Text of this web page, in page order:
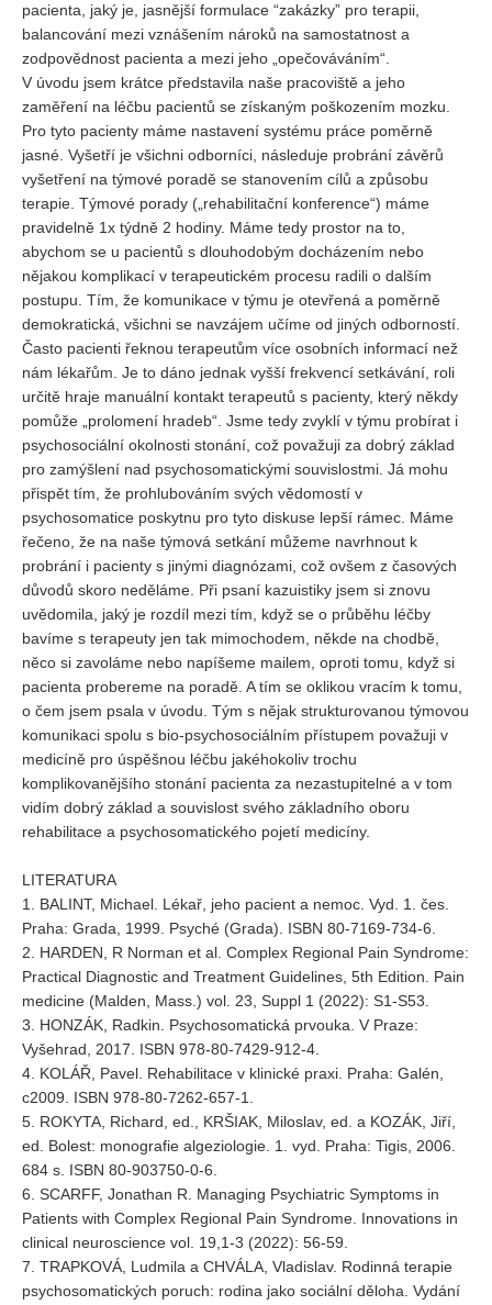
pacienta, jaký je, jasnější formulace “zakázky” pro terapii,
balancování mezi vznášením nároků na samostatnost a
zodpovědnost pacienta a mezi jeho „opečováváním“.
V úvodu jsem krátce představila naše pracoviště a jeho
zaměření na léčbu pacientů se získaným poškozením mozku.
Pro tyto pacienty máme nastavení systému práce poměrně
jasné. Vyšetří je všichni odborníci, následuje probrání závěrů
vyšetření na týmové poradě se stanovením cílů a způsobu
terapie. Týmové porady („rehabilitační konference“) máme
pravidelně 1x týdně 2 hodiny. Máme tedy prostor na to,
abychom se u pacientů s dlouhodobým docházením nebo
nějakou komplikací v terapeutickém procesu radili o dalším
postupu. Tím, že komunikace v týmu je otevřená a poměrně
demokratická, všichni se navzájem učíme od jiných odborností.
Často pacienti řeknou terapeutům více osobních informací než
nám lékařům. Je to dáno jednak vyšší frekvencí setkávání, roli
určitě hraje manuální kontakt terapeutů s pacienty, který někdy
pomůže „prolomení hradeb“. Jsme tedy zvyklí v týmu probírat i
psychosociální okolnosti stonání, což považuji za dobrý základ
pro zamýšlení nad psychosomatickými souvislostmi. Já mohu
přispět tím, že prohlubováním svých vědomostí v
psychosomatice poskytnu pro tyto diskuse lepší rámec. Máme
řečeno, že na naše týmová setkání můžeme navrhnout k
probrání i pacienty s jinými diagnózami, což ovšem z časových
důvodů skoro neděláme. Při psaní kazuistiky jsem si znovu
uvědomila, jaký je rozdíl mezi tím, když se o průběhu léčby
bavíme s terapeuty jen tak mimochodem, někde na chodbě,
něco si zavoláme nebo napíšeme mailem, oproti tomu, když si
pacienta probereme na poradě. A tím se oklikou vracím k tomu,
o čem jsem psala v úvodu. Tým s nějak strukturovanou týmovou
komunikaci spolu s bio-psychosociálním přístupem považuji v
medicíně pro úspěšnou léčbu jakéhokoliv trochu
komplikovanějšího stonání pacienta za nezastupitelné a v tom
vidím dobrý základ a souvislost svého základního oboru
rehabilitace a psychosomatického pojetí medicíny.
LITERATURA
1. BALINT, Michael. Lékař, jeho pacient a nemoc. Vyd. 1. čes.
Praha: Grada, 1999. Psyché (Grada). ISBN 80-7169-734-6.
2. HARDEN, R Norman et al. Complex Regional Pain Syndrome:
Practical Diagnostic and Treatment Guidelines, 5th Edition. Pain
medicine (Malden, Mass.) vol. 23, Suppl 1 (2022): S1-S53.
3. HONZÁK, Radkin. Psychosomatická prvouka. V Praze:
Vyšehrad, 2017. ISBN 978-80-7429-912-4.
4. KOLÁŘ, Pavel. Rehabilitace v klinické praxi. Praha: Galén,
c2009. ISBN 978-80-7262-657-1.
5. ROKYTA, Richard, ed., KRŠIAK, Miloslav, ed. a KOZÁK, Jiří,
ed. Bolest: monografie algeziologie. 1. vyd. Praha: Tigis, 2006.
684 s. ISBN 80-903750-0-6.
6. SCARFF, Jonathan R. Managing Psychiatric Symptoms in
Patients with Complex Regional Pain Syndrome. Innovations in
clinical neuroscience vol. 19,1-3 (2022): 56-59.
7. TRAPKOVÁ, Ludmila a CHVÁLA, Vladislav. Rodinná terapie
psychosomatických poruch: rodina jako sociální děloha. Vydání